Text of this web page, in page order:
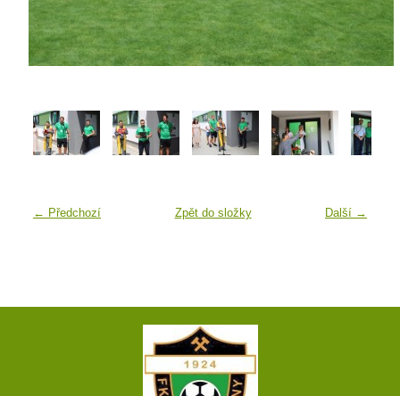
← Předchozí Další →
Zpět do složky